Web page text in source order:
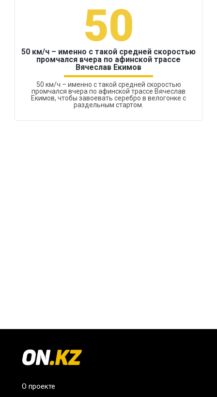
50
50 км/ч – именно с такой средней скоростью
промчался вчера по афинской трассе
Вячеслав Екимов
50 км/ч – именно с такой средней скоростью
промчался вчера по афинской трассе Вячеслав
Екимов, чтобы завоевать серебро в велогонке с
раздельным стартом.
О проекте